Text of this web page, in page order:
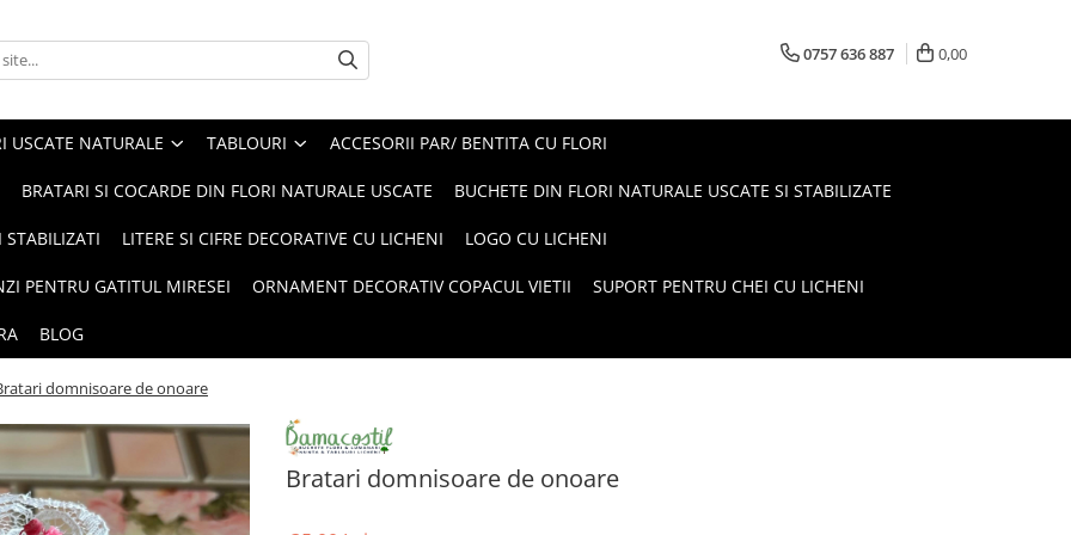
0757 636 887 0,00
NATURALE TABLOURI ACCESORII PAR/ BENTITA CU FLORI
BRATARI SI COCARDE DIN FLORI NATURALE USCATE BUCHETE DIN FLORI NATURALE USCATE SI STABILIZATE
LITERE SI CIFRE DECORATIVE CU LICHENI LOGO CU LICHENI
PENTRU GATITUL MIRESEI ORNAMENT DECORATIV COPACUL VIETII SUPORT PENTRU CHEI CU LICHENI
BLOG
domnisoare de onoare
Bratari domnisoare de onoare